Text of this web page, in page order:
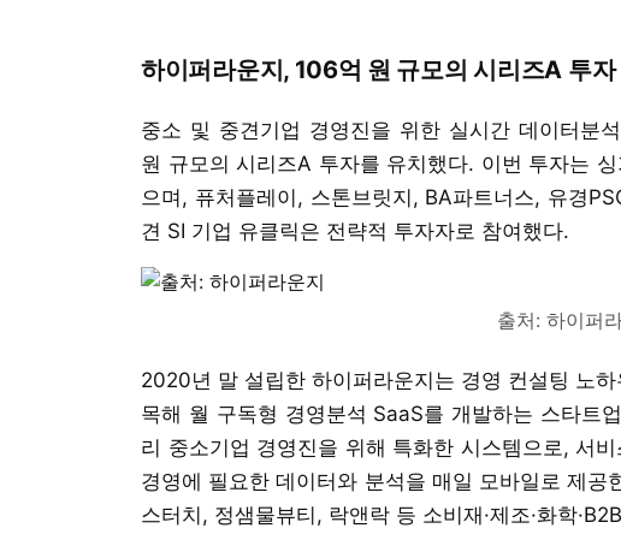
하이퍼라운지, 106억 원 규모의 시리즈A 투자
중소 및 중견기업 경영진을 위한 실시간 데이터분
원 규모의 시리즈A 투자를 유치했다. 이번 투자는
으며, 퓨처플레이, 스톤브릿지, BA파트너스, 유경
견 SI 기업 유클릭은 전략적 투자자로 참여했다.
출처: 하이퍼
2020년 말 설립한 하이퍼라운지는 경영 컨설팅 노
목해 월 구독형 경영분석 SaaS를 개발하는 스타트
리 중소기업 경영진을 위해 특화한 시스템으로, 서
경영에 필요한 데이터와 분석을 매일 모바일로 제
스터치, 정샘물뷰티, 락앤락 등 소비재·제조·화학